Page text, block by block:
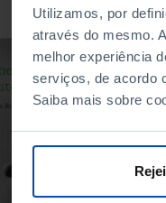
Utilizamos, por
através do mesmo.
melhor experiência
serviços, de acordo
Saiba mais sobre